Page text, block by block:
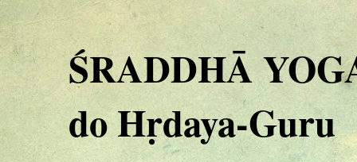
ŚRADDHĀ
do Hṛdaya-Guru